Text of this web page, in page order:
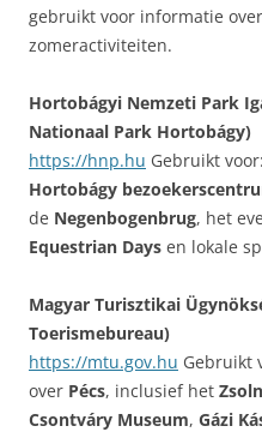
gebruikt voor informatie
zomeractiviteiten.
Hortobágyi Nemzeti Park
Nationaal Park Hortobágy)
https://hnp.hu Gebruikt
Hortobágy
de Negenbogenbrug, het
Equestrian Days en lokale
Magyar Turisztikai
Toerismebureau)
https://mtu.gov.hu Gebruikt
over Pécs, inclusief het
Csontváry Museum, Gázi